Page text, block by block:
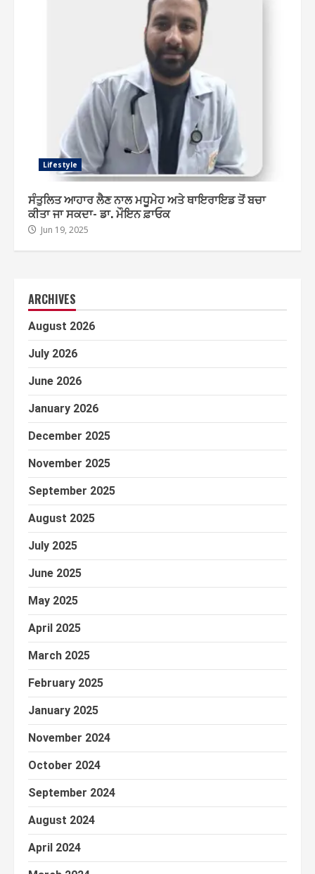
Lifestyle
ਸੰਤੁਲਿਤ ਆਹਾਰ ਲੈਣ ਨਾਲ ਮਧੂਮੇਹ ਅਤੇ ਥਾਇਰਾਇਡ ਤੋਂ ਬਚਾ
ਕੀਤਾ ਜਾ ਸਕਦਾ- ਡਾ. ਮੌਇਨ ਫ਼ਾਓਕ
Jun 19, 2025
ARCHIVES
August 2026
July 2026
June 2026
January 2026
December 2025
November 2025
September 2025
August 2025
July 2025
June 2025
May 2025
April 2025
March 2025
February 2025
January 2025
November 2024
October 2024
September 2024
August 2024
April 2024